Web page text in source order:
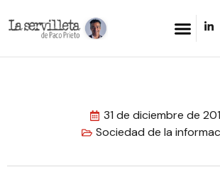
31 de diciembre de
Sociedad de la